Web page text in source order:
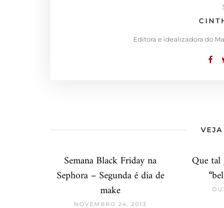
Editora e idealizadora do
Semana Black Friday na
Sephora – Segunda é dia de
make
NOVEMBRO 24, 2013
Que